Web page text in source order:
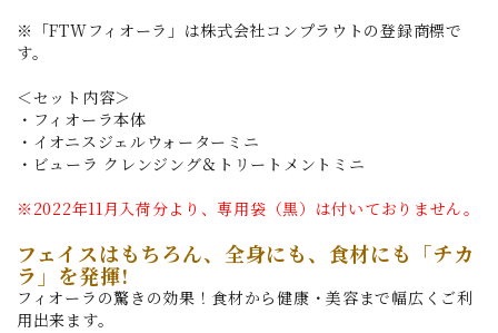
※「FTWフィオーラ」は株式会社コンプラウトの登録商標で
す。
＜セット内容＞
・フィオーラ本体
・イオニスジェルウォーターミニ
・ビューラ クレンジング＆トリートメントミニ
※2022年11月入荷分より、専用袋（黒）は付いておりません。
フェイスはもちろん、全身にも、食材にも「チカ
ラ」を発揮!
フィオーラの驚きの効果！食材から健康・美容まで幅広くご利
用出来ます。